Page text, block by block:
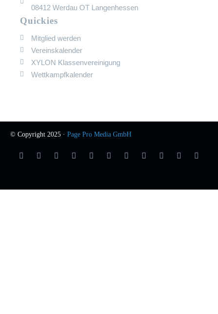
08412 Werdau OT Langenhessen
Quickies
Mitglied werden
Vereinskalender
XYLON Klassenvereinigung
Wettkampfkalender
© Copyright 2025 · Page Pro Media GmbH